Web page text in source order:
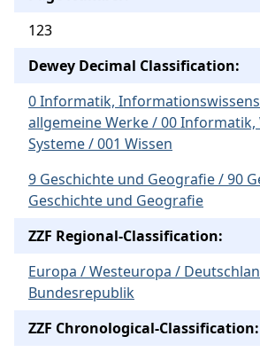
123
Dewey Decimal Classification:
0 Informatik,
allgemeine Werke / 00 Informatik,
Systeme / 001 Wissen
9 Geschichte und Geografie / 90
Geschichte und Geografie
ZZF Regional-Classification:
Europa / Westeuropa /
Bundesrepublik
ZZF Chronological-Classification: